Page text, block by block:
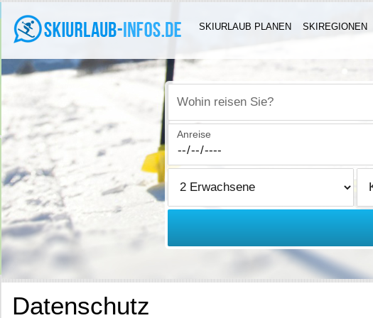
SKIURLAUB PLANEN SKIREGIONEN
Wohin reisen Sie?
Anreise
Datenschutz